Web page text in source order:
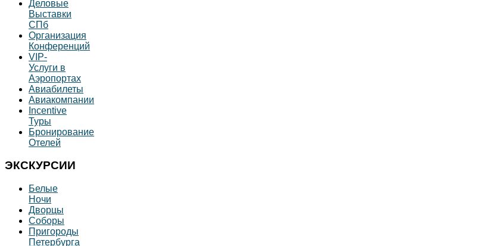
Деловые
Выставки
СПб
Организация
Конференций
VIP-
Услуги в
Аэропортах
Авиабилеты
Авиакомпании
Incentive
Туры
Бронирование
Отелей
ЭКСКУРСИИ
Белые
Ночи
Дворцы
Соборы
Пригороды
Петербурга